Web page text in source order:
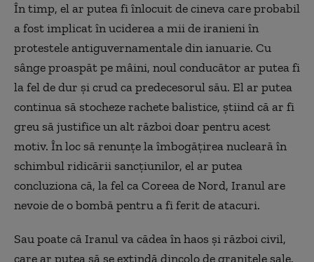
În timp, el ar putea fi înlocuit de cineva care probabil
a fost implicat în uciderea a mii de iranieni în
protestele antiguvernamentale din ianuarie. Cu
sânge proaspăt pe mâini, noul conducător ar putea fi
la fel de dur și crud ca predecesorul său. El ar putea
continua să stocheze rachete balistice, știind că ar fi
greu să justifice un alt război doar pentru acest
motiv. În loc să renunțe la îmbogățirea nucleară în
schimbul ridicării sancțiunilor, el ar putea
concluziona că, la fel ca Coreea de Nord, Iranul are
nevoie de o bombă pentru a fi ferit de atacuri.
Sau poate că Iranul va cădea în haos și război civil,
care ar putea să se extindă dincolo de granițele sale.